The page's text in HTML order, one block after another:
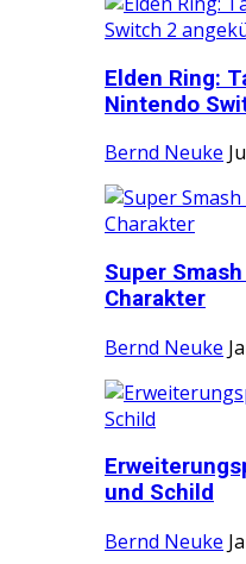
Elden Ring:
Nintendo
Bernd Neuke
Super
Charakter
Bernd Neuke
und Schild
Bernd Neuke